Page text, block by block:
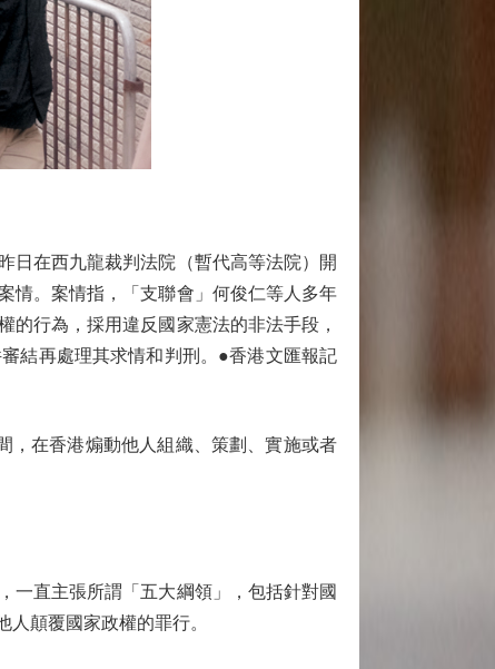
在西九龍裁判法院（暫代高等法院）開
情。案情指，「支聯會」何俊仁等人多年
行為，採用違反國家憲法的非法手段，
結再處理其求情和判刑。●香港文匯報記
在香港煽動他人組織、策劃、實施或者
直主張所謂「五大綱領」，包括針對國
顛覆國家政權的罪行。